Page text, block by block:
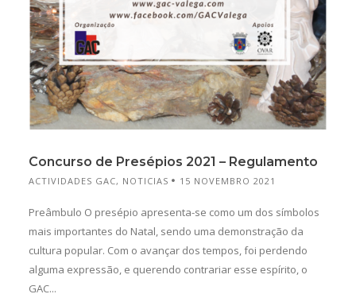
Concurso de Presépios 2021 – Regulamento
ACTIVIDADES GAC, NOTICIAS 15 NOVEMBRO 2021
Preâmbulo O presépio apresenta-se como um dos símbolos
mais importantes do Natal, sendo uma demonstração da
cultura popular. Com o avançar dos tempos, foi perdendo
alguma expressão, e querendo contrariar esse espírito, o
GAC...